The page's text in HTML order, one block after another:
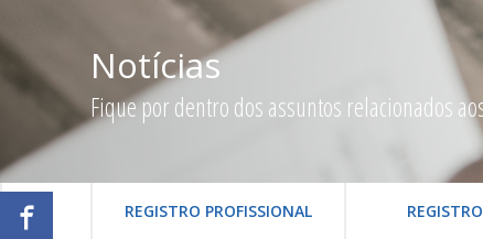
Notícias
Fique por dentro dos assuntos relacionados
REGISTRO PROFISSIONAL